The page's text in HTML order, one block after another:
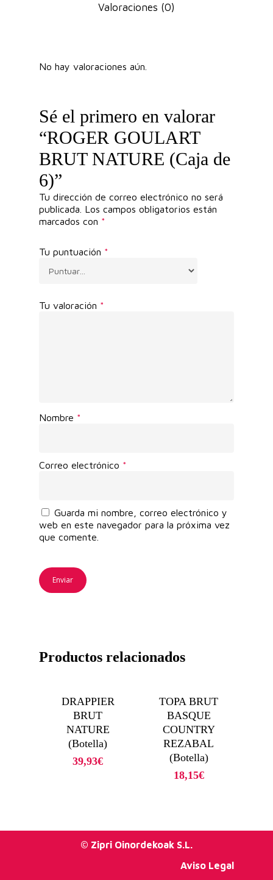
Valoraciones (0)
No hay valoraciones aún.
Sé el primero en valorar
“ROGER GOULART
BRUT NATURE (Caja de
6)”
Tu dirección de correo electrónico no será
publicada. Los campos obligatorios están
marcados con *
Tu puntuación *
Tu valoración *
Nombre *
Correo electrónico *
Guarda mi nombre, correo electrónico y
web en este navegador para la próxima vez
que comente.
Productos relacionados
DRAPPIER
BRUT
NATURE
(Botella)
39,93€
TOPA BRUT
BASQUE
COUNTRY
REZABAL
(Botella)
18,15€
© Zipri Oinordekoak S.L.
Aviso Legal